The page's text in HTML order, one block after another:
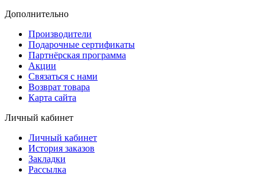
Дополнительно
Производители
Подарочные сертификаты
Партнёрская программа
Акции
Связаться с нами
Возврат товара
Карта сайта
Личный кабинет
Личный кабинет
История заказов
Закладки
Рассылка